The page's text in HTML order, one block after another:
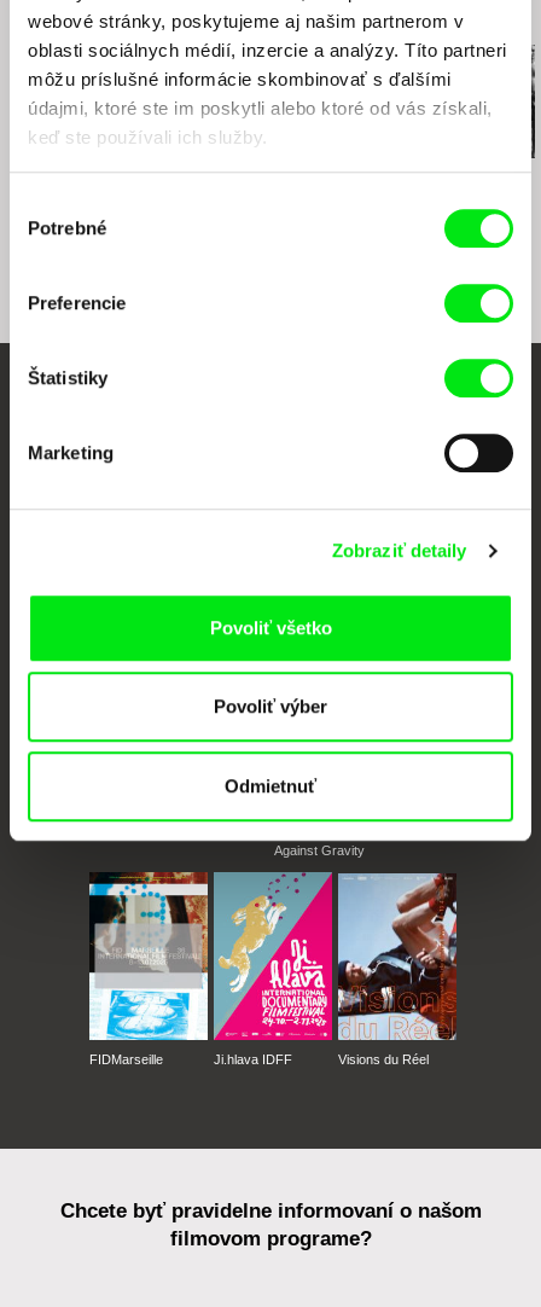
webové stránky, poskytujeme aj našim partnerom v
oblasti sociálnych médií, inzercie a analýzy. Títo partneri
môžu príslušné informácie skombinovať s ďalšími
údajmi, ktoré ste im poskytli alebo ktoré od vás získali,
keď ste používali ich služby.
súhlasu
Potrebné
Preferencie
Štatistiky
Marketing
Zobraziť detaily
Povoliť všetko
Povoliť výber
Odmietnuť
Súvisiace filmy (20)
Elo Havetta Eduard Grečner Dušan Hanák
Portál DAFilms vznikol vďaka tvorivej spolupráci siedmich významných
európskych festivalov dokumentárneho filmu združených pod Doc Alliance.
Členovia Doc Alliance
Against Gravity
FIDMarseille Ji.hlava IDFF Visions du Réel
Chcete byť pravidelne informovaní o našom
filmovom programe?